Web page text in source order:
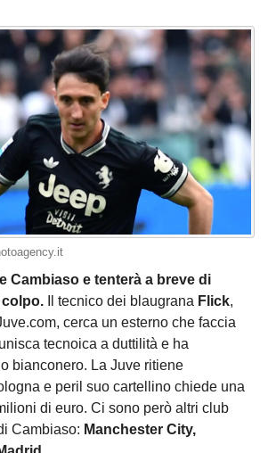
Cambiaso e tenterà a breve di
colpo. Il tecnico dei blaugrana Flick,
cerca un esterno che faccia
tecnoica a duttilità e ha
bianconero. La Juve ritiene
e peril suo cartellino chiede una
di euro. Ci sono però altri club
Cambiaso: Manchester City,